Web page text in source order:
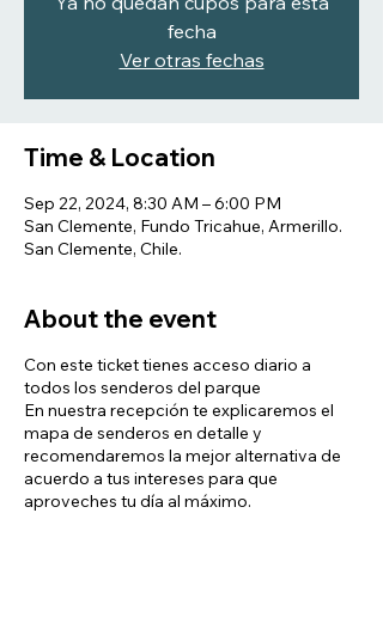
fecha
Ver otras fechas
Time & Location
Sep 22, 2024, 8:30 AM – 6:00 PM
San Clemente, Fundo Tricahue, Armerillo.
San Clemente, Chile.
About the event
Con este ticket tienes acceso diario a
todos los senderos del parque
En nuestra recepción te explicaremos el
mapa de senderos en detalle y
recomendaremos la mejor alternativa de
acuerdo a tus intereses para que
aproveches tu día al máximo.